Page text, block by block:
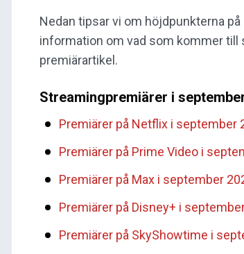
Nedan tipsar vi om höjdpunkterna
information om vad som kommer
premiärartikel.
Streamingpremiärer i
Premiärer på Netflix i september
Premiärer på Prime Video i
Premiärer på Max i september
Premiärer på Disney+ i
Premiärer på SkyShowtime i